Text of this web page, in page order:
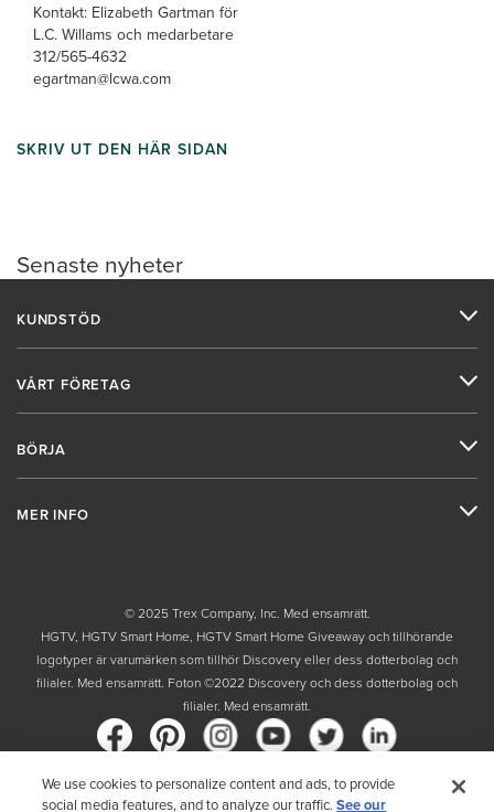
Senaste nyheter
Kontakt: Elizabeth Gartman för
L.C. Willams och medarbetare
312/565-4632
egartman@lcwa.com
SKRIV UT DEN HÄR SIDAN
KUNDSTÖD
VÅRT FÖRETAG
BÖRJA
MER INFO
© 2025 Trex Company, Inc. Med ensamrätt.
HGTV, HGTV Smart Home, HGTV Smart Home Giveaway och tillhörande
logotyper är varumärken som tillhör Discovery eller dess dotterbolag och
filialer. Med ensamrätt. Foton ©2022 Discovery och dess dotterbolag och
filialer. Med ensamrätt.
We use cookies to personalize content and ads, to provide
social media features, and to analyze our traffic.See our